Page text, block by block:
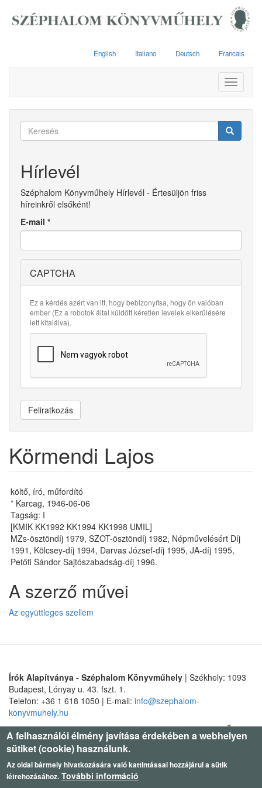
English Italiano Deutsch Francais
Toggle
Keresés
Hírlevél
Széphalom Könyvműhely Hírlevél - Értesüljön friss
híreinkről elsőként!
E-mail *
CAPTCHA
Ez a kérdés azért van itt, hogy bebizonyítsa, hogy ön valóban
ember (Ez a robotok által küldött kéretlen levelek elkerülésére
lett kitalálva).
Feliratkozás
Körmendi Lajos
költő, író, műfordító
* Karcag, 1946-06-06
Tagság: I
[KMIK KK1992 KK1994 KK1998 UMIL]
MZs-ösztöndíj 1979, SZOT-ösztöndíj 1982, Népművelésért Díj
1991, Kölcsey-díj 1994, Darvas József-díj 1995, JA-díj 1995,
Petőfi Sándor Sajtószabadság-díj 1996.
A szerző művei
Az együttleges szellem
Írók Alapítványa - Széphalom Könyvműhely | Székhely: 1093
Budapest, Lónyay u. 43. fszt. 1.
Telefon: +36 1 618 1050 | E-mail: info@szephalom-
konyvmuhely.hu
A felhasználói élmény javítása érdekében a webhelyen
sütiket (cookie) használunk.
Az oldal bármely hivatkozására való kattintással hozzájárul a sütik
létrehozásához. További információ